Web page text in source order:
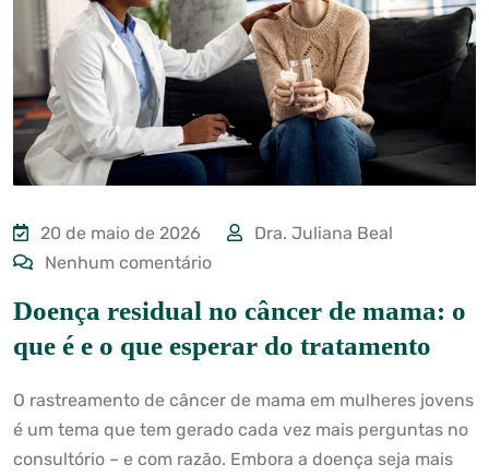
20 de maio de 2026
Dra. Juliana Beal
Nenhum comentário
Doença residual no câncer de mama: o
que é e o que esperar do tratamento
O rastreamento de câncer de mama em mulheres jovens
é um tema que tem gerado cada vez mais perguntas no
consultório – e com razão. Embora a doença seja mais